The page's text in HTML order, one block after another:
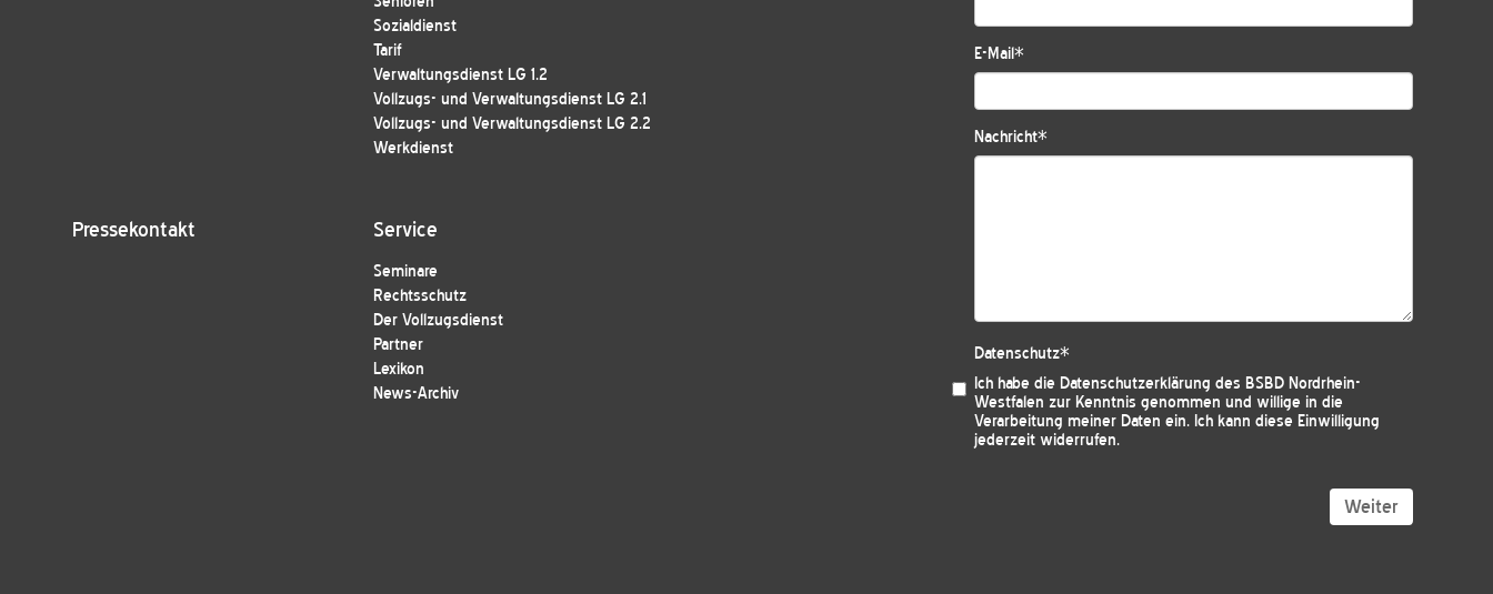
Sozialdienst
Tarif
Verwaltungsdienst LG 1.2
Vollzugs- und Verwaltungsdienst LG 2.1
Vollzugs- und Verwaltungsdienst LG 2.2
Werkdienst
Pressekontakt Service
Seminare
Rechtsschutz
Der Vollzugsdienst
Partner
Lexikon
News-Archiv
E-Mail*
Nachricht*
Datenschutz*
Ich habe die Datenschutzerklärung des BSBD Nordrhein-
Westfalen zur Kenntnis genommen und willige in die
Verarbeitung meiner Daten ein. Ich kann diese Einwilligung
jederzeit widerrufen.
Weiter